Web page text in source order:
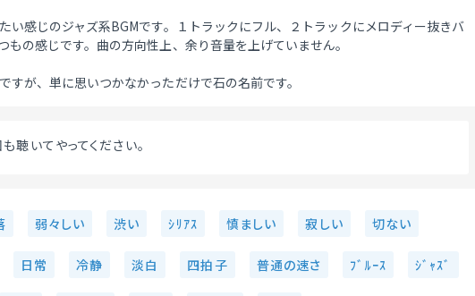
い感じのジャズ系BGMです。１トラックにフル、２トラックにメロディー抜きバ
もの感じです。曲の方向性上、余り音量を上げていません。
すが、単に思いつかなかっただけで石の名前です。
聴いてやってください。
弱々しい 渋い ｼﾘｱｽ 慎ましい 寂しい 切ない
日常 冷静 淡白 四拍子 普通の速さ ﾌﾞﾙｰｽ ｼﾞｬｽﾞ